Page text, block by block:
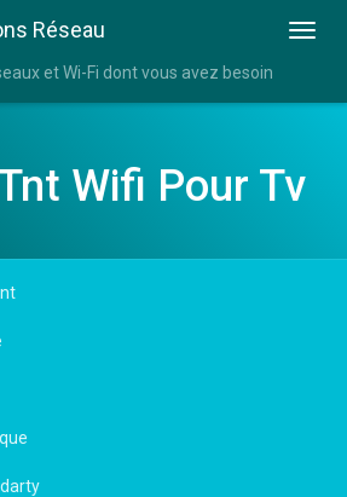
Réseau
et Wi-Fi dont vous avez besoin
Wifi Pour Tv